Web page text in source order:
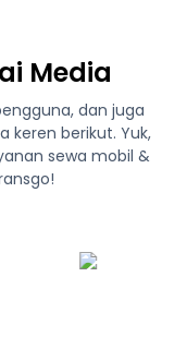
Media
dan juga
keren berikut. Yuk,
sewa mobil &